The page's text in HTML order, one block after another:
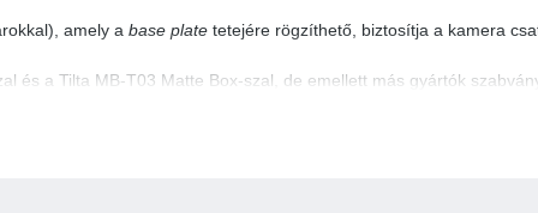
amely a base plate tetejére rögzíthető, biztosítja a kamera
és a Tilta MB-T03 Matte Box-szal, de emellett más gyártók